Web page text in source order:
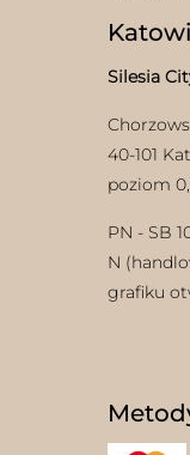
Silesia
40-101
poziom
PN - SB
N